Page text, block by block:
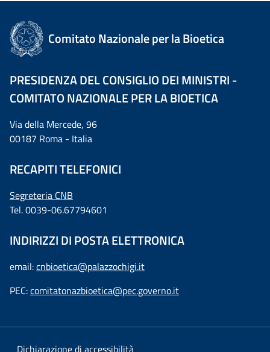
Comitato Nazionale per la Bioetica
PRESIDENZA DEL CONSIGLIO DEI MINISTRI -
COMITATO NAZIONALE PER LA BIOETICA
Via della Mercede, 96
00187 Roma - Italia
RECAPITI TELEFONICI
Segreteria CNB
Tel. 0039-06.67794601
INDIRIZZI DI POSTA ELETTRONICA
email:cnbioetica@palazzochigi.it
PEC:comitatonazbioetica@pec.governo.it
Dichiarazione di accessibilità